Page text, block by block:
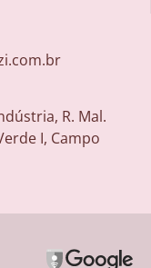
R. Mal.
I, Campo